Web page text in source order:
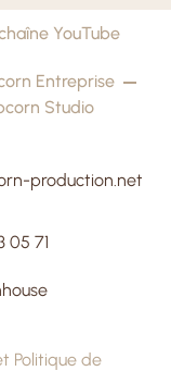
YouTube
Entreprise
Studio
production.net
05 71
Politique de